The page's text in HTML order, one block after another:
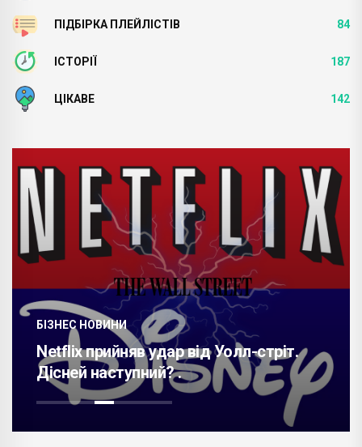
ПІДБІРКА ПЛЕЙЛІСТІВ 84
ІСТОРІЇ 187
ЦІКАВЕ 142
БІЗНЕС НОВИНИ
Netflix прийняв удар від Уолл-стріт.
Дісней наступний? .